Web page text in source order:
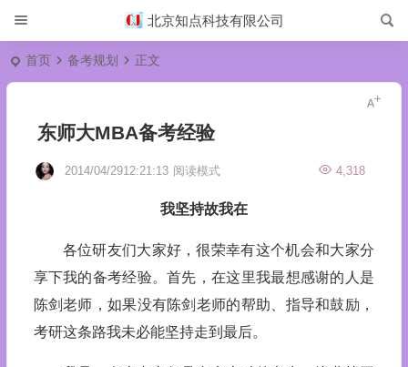
北京知点科技有限公司
首页 备考规划 正文
东师大MBA备考经验
2014/04/2912:21:13 4,318
阅读模式
我坚持故我在
各位研友们大家好，很荣幸有这个机会和大家分
享下我的备考经验。首先，在这里我最想感谢的人是
陈剑老师，如果没有陈剑老师的帮助、指导和鼓励，
考研这条路我未必能坚持走到最后。